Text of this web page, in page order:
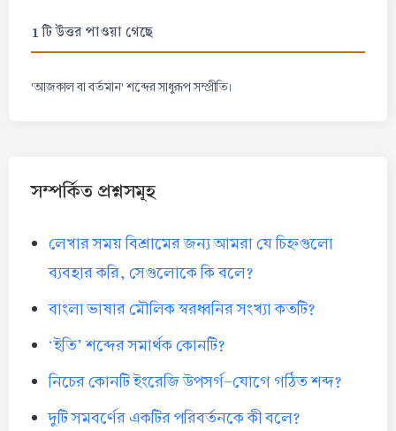
1 টি উত্তর পাওয়া গেছে
'আজকাল বা বর্তমান' শব্দের সাধুরূপ সম্প্রীতি।
সম্পর্কিত প্রশ্নসমূহ
লেখার সময় বিশ্রামের জন্য আমরা যে চিহ্নগুলো
ব্যবহার করি, সেগুলোকে কি বলে?
বাংলা ভাষার মৌলিক স্বরধ্বনির সংখ্যা কতটি?
‘ইতি’ শব্দের সমার্থক কোনটি?
নিচের কোনটি ইংরেজি উপসর্গ-যোগে গঠিত শব্দ?
দুটি সমবর্ণের একটির পরিবর্তনকে কী বলে?